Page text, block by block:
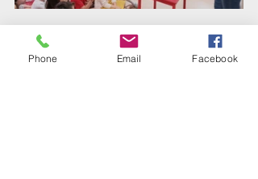
Phone Email Facebook